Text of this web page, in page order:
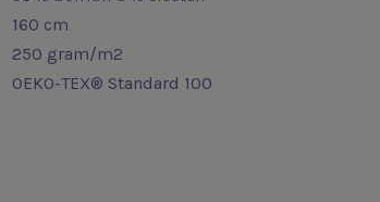
160 cm
250 gram/m2
OEKO-TEX® Standard 100